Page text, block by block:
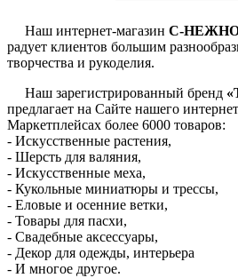
Наш интернет-магазин С-
радует клиентов большим
творчества и рукоделия.
Наш зарегистрированный бренд
предлагает на Сайте нашего
Маркетплейсах более 6000 товаров:
- Искусственные растения,
- Шерсть для валяния,
- Искусственные меха,
- Кукольные миниатюры и трессы,
- Еловые и осенние ветки,
- Товары для пасхи,
- Свадебные аксессуары,
- Декор для одежды, интерьера
- И многое другое.